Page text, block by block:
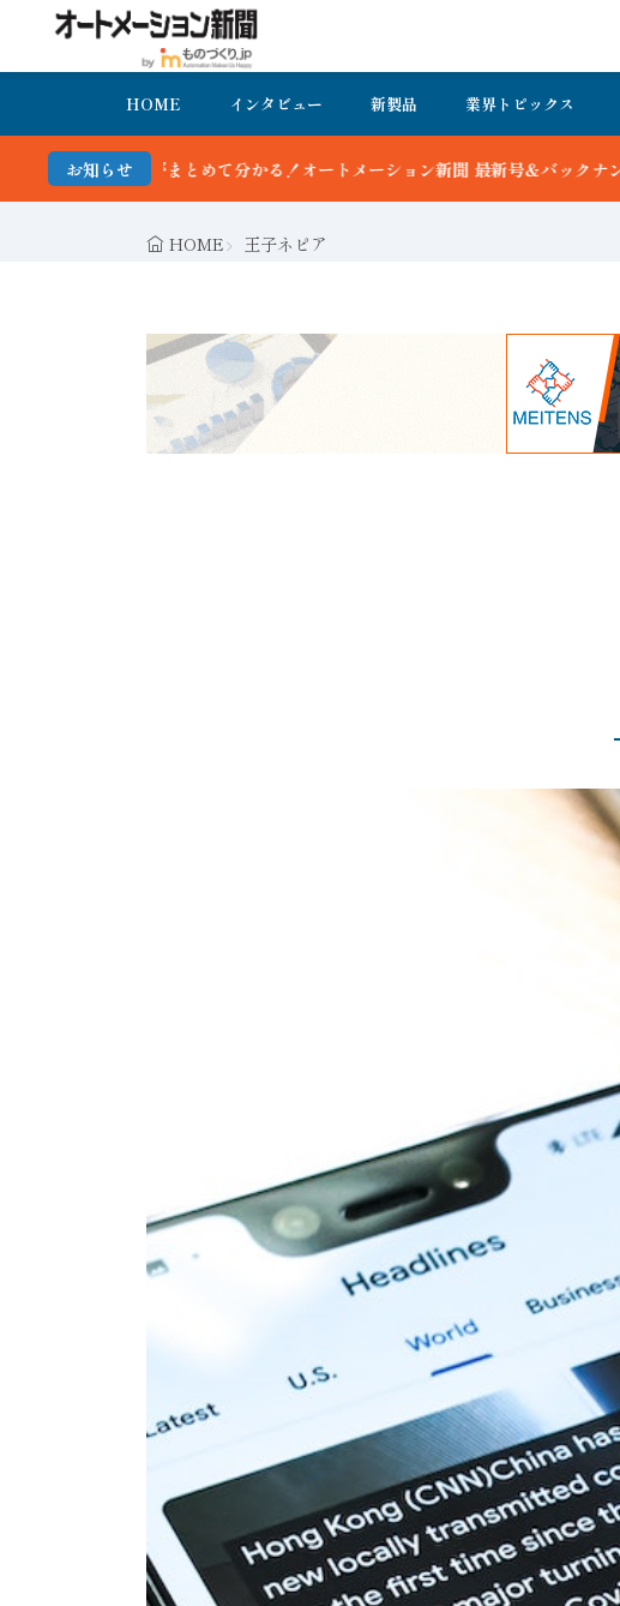
HOME インタビュー 新製品 業界トピックス
お知らせ
！オートメーション新聞 最新号＆バックナンバーを無料で公開中 詳細はこちら
HOME 王子ネピア